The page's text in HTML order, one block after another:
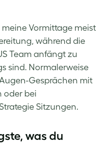
Vormittage meist
während die
Team anfängt zu
sind. Normalerweise
Gesprächen mit
oder bei
Sitzungen.
was du